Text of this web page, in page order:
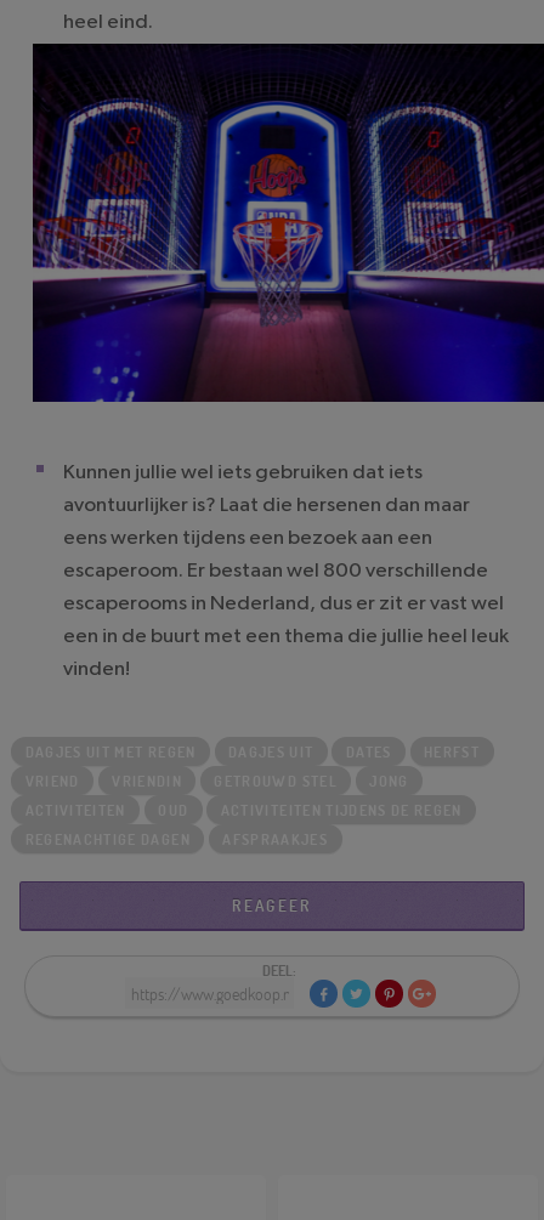
heel eind.
Kunnen jullie wel iets gebruiken dat iets
avontuurlijker is? Laat die hersenen dan maar
eens werken tijdens een bezoek aan een
escaperoom. Er bestaan wel 800 verschillende
escaperooms in Nederland, dus er zit er vast wel
een in de buurt met een thema die jullie heel leuk
vinden!
REAGEER
DEEL: